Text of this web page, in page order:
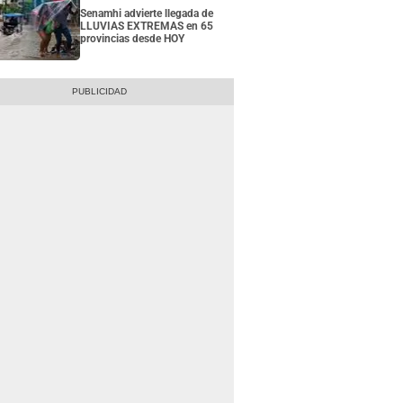
Senamhi advierte llegada de
LLUVIAS EXTREMAS en 65
provincias desde HOY